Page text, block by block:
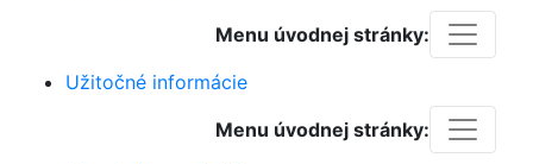
Menu úvodnej stránky:
Užitočné informácie
Menu úvodnej stránky: